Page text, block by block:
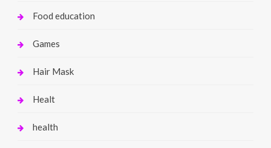
Food education
Games
Hair Mask
Healt
health